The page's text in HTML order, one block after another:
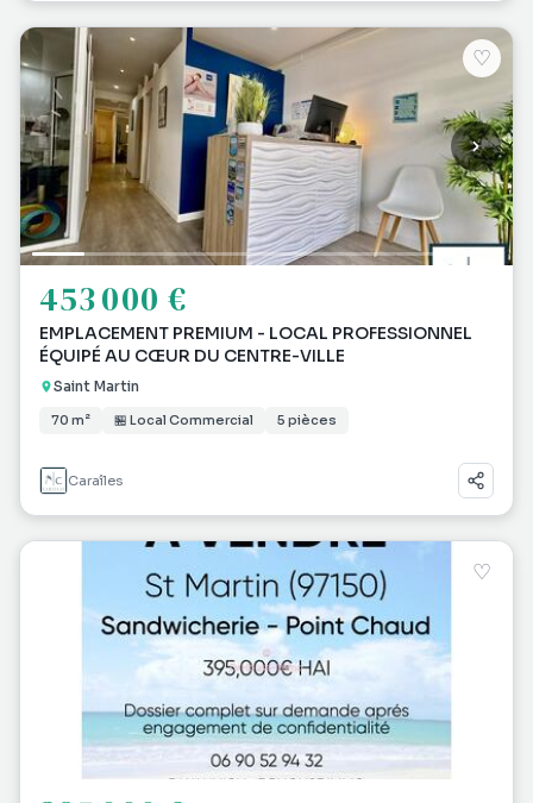
♡
453 000 €
EMPLACEMENT PREMIUM - LOCAL PROFESSIONNEL
ÉQUIPÉ AU CŒUR DU CENTRE-VILLE
Saint Martin
70 m² 🏪 Local Commercial 5 pièces
Caraîles
♡